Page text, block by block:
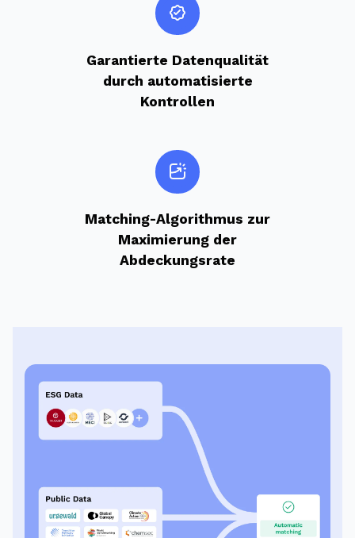
Garantierte Datenqualität
durch automatisierte
Kontrollen
Matching-Algorithmus zur
Maximierung der
Abdeckungsrate